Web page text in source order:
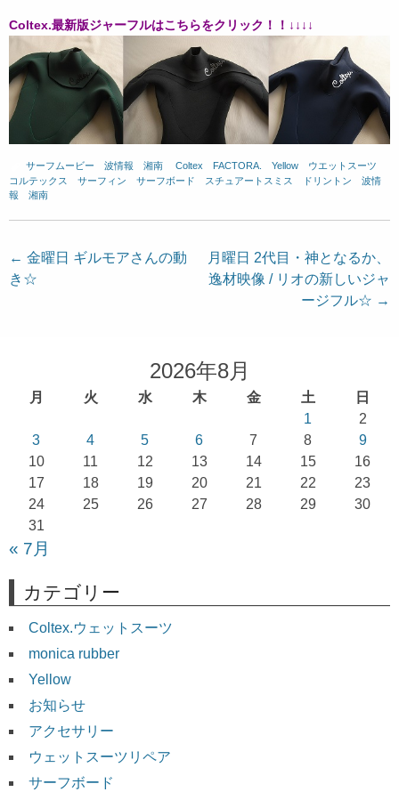
Coltex.最新版ジャーフルはこちらをクリック！！↓↓↓↓
サーフムービー 波情報 湘南 Coltex FACTORA. Yellow ウエットスーツ
コルテックス
サーフィン サーフボード スチュアートスミス ドリントン
波情
報 湘南
投
稿
← 金曜日 ギルモアさんの動
き☆
月曜日 2代目・神となるか、
逸材映像 / リオの新しいジャ
ージフル☆ →
2026年8月
月 火 水 木 金 土
日
1
2
3
4 5 6 7 8
9
10
11 12 13 14 15
16
17
18 19 20 21 22
23
24
25 26 27 28 29
30
31
« 7月
カテゴリー
Coltex.ウェットスーツ
monica rubber
Yellow
お知らせ
アクセサリー
ウェットスーツリペア
サーフボード